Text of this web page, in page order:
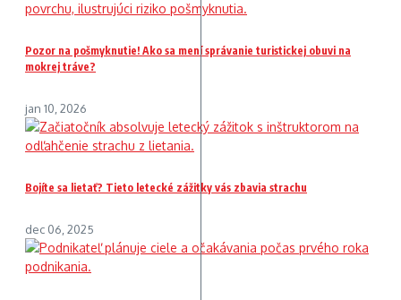
Pozor na pošmyknutie! Ako sa mení správanie turistickej obuvi na
mokrej tráve?
jan 10, 2026
Bojíte sa lietať? Tieto letecké zážitky vás zbavia strachu
dec 06, 2025